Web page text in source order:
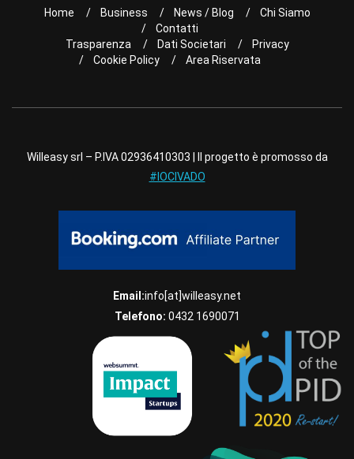
Home Business News / Blog
Chi Siamo
Contatti
Trasparenza
Dati Societari
Privacy
Cookie Policy
Area Riservata
Willeasy srl – P.IVA 02936410303 | Il progetto è promosso da
#IOCIVADO
Email:info[at]willeasy.net
Telefono: 0432 1690071